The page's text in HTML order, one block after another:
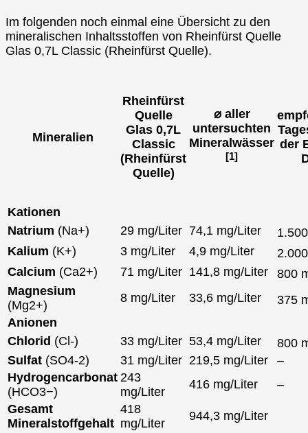
Im folgenden noch einmal eine Übersicht zu den
mineralischen Inhaltsstoffen von Rheinfürst Quelle
Glas 0,7L Classic (Rheinfürst Quelle).
Mineralien
Rheinfürst
Quelle
Glas 0,7L
Classic
(Rheinfürst
Quelle)
⌀ aller
untersuchten
Mineralwässer
[1]
der
Kationen
Natrium (Na+) 29 mg/Liter 74,1 mg/Liter
Kalium (K+) 3 mg/Liter 4,9 mg/Liter
Calcium (Ca2+) 71 mg/Liter 141,8 mg/Liter
800
Magnesium
(Mg2+)
8 mg/Liter 33,6 mg/Liter
375
Anionen
Chlorid (Cl-) 33 mg/Liter 53,4 mg/Liter
800
Sulfat (SO4-2) 31 mg/Liter 219,5 mg/Liter
–
Hydrogencarbonat
(HCO3−)
243
mg/Liter
416 mg/Liter
–
Gesamt
Mineralstoffgehalt
418
mg/Liter
944,3 mg/Liter